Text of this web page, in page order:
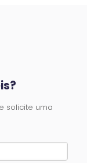
solicite uma